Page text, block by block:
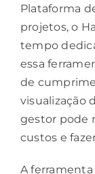
Plataforma
projetos, o
tempo
essa
de
visualização
gestor pode
custos e
A